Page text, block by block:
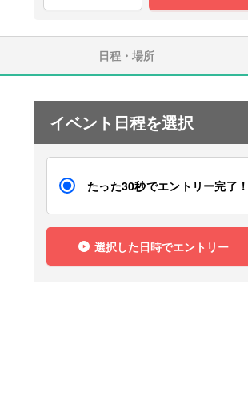
日程・場所
イベント日程を選択
たった30秒でエントリー完了！
選択した日時でエントリー